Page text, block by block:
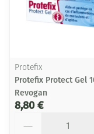
Protefix
Protefix Protect Gel
Revogan
8,80 €